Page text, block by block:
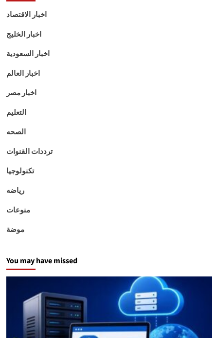
اخبار الاقتصاد
اخبار الخليج
اخبار السعودية
اخبار العالم
اخبار مصر
التعليم
الصحه
ترددات القنوات
تكنولوجيا
رياضه
منوعات
موضة
You may have missed